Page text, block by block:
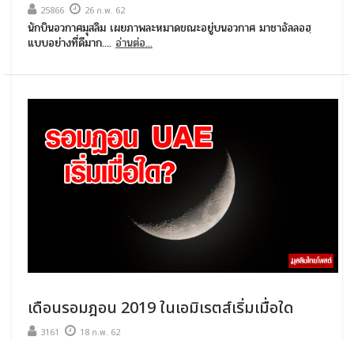
25866 26 ก.พ. 62
นักบินอวกาศมุสลิม เผยภาพละหมาดขณะอยู่บนอวกาศ มาชาอัลลอฮฺ
แบบอย่างที่ดีมาก.... อ่านต่อ...
เดือนรอมฎอน 2019 ในเอมิเรตส์เริ่มเมื่อใด
3161 18 ก.พ. 62